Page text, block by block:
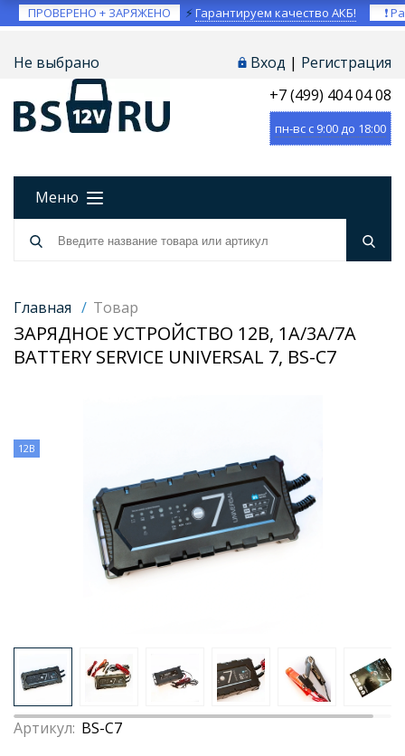
ПРОВЕРЕНО + ЗАРЯЖЕНО ⚡Гарантируем качество АКБ! ❗
Не выбрано Вход | Регистрация
+7 (499) 404 04 08
пн-вс с 9:00 до 18:00
Меню
Главная / Товар
ЗАРЯДНОЕ УСТРОЙСТВО 12В, 1А/3A/7A
BATTERY SERVICE UNIVERSAL 7, BS-C7
12В
Артикул: BS-C7